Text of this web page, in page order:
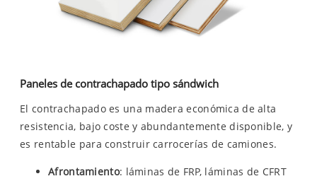
Paneles de contrachapado tipo sándwich
El contrachapado es una madera económica de alta
resistencia, bajo coste y abundantemente disponible, y
es rentable para construir carrocerías de camiones.
Afrontamiento: láminas de FRP, láminas de CFRT